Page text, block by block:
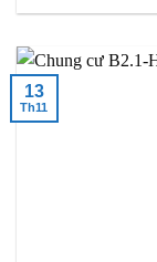
13
Th11